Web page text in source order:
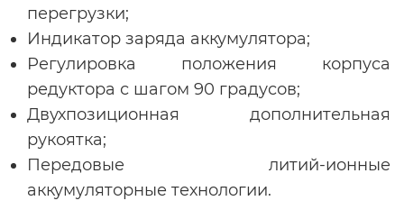
перегрузки;
Индикатор заряда аккумулятора;
Регулировка положения корпуса
редуктора с шагом 90 градусов;
Двухпозиционная дополнительная
рукоятка;
Передовые литий-ионные
аккумуляторные технологии.